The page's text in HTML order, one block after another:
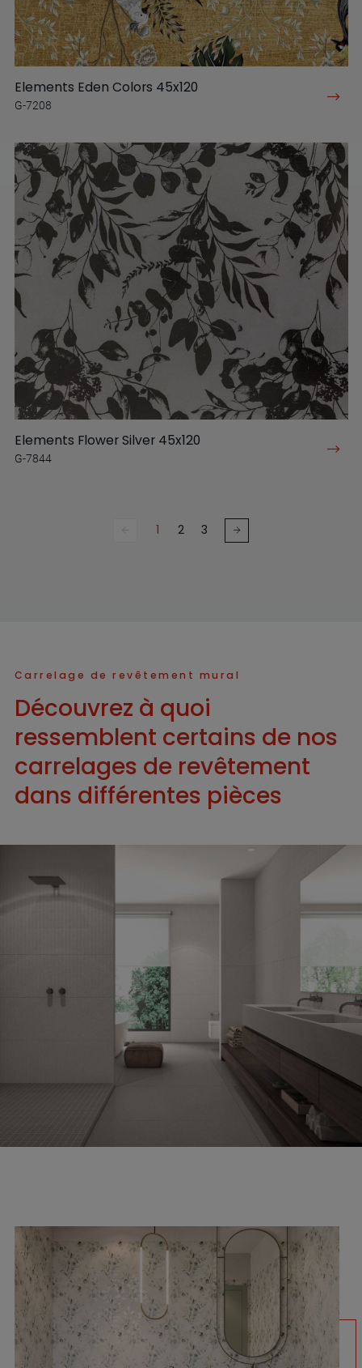
Elements Eden Colors 45x120
G-7208
Elements Flower Silver 45x120
G-7844
1 2 3
Carrelage de revêtement mural
Découvrez à quoi
ressemblent certains de nos
carrelages de revêtement
dans différentes pièces